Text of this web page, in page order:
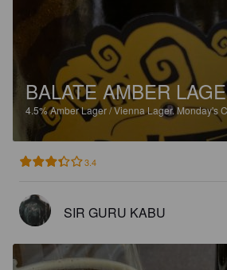
BALATE AMBER
4.5%Amber Lager / Vienna Lager.Monday's
3.4
SIR GURU KABU